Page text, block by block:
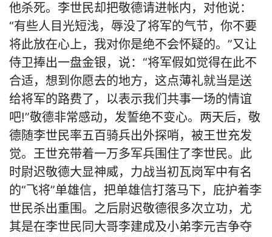
他杀死。李世民却把敬德请进帐内，对他说：
“有些人目光短浅，辱没了将军的气节，你不要
将此放在心上，我对你是绝不会怀疑的。”又让
侍卫捧出一盘金银，说：“将军假如觉得在此不
合适，想到你愿去的地方，这点薄礼就当是送
给将军的路费了，以表示我们共事一场的情谊
吧!”敬德非常感动，发誓绝不变心。两天后，敬
德随李世民率五百骑兵出外探哨，被王世充发
觉。王世充带着一万多军兵围住了李世民。此
时尉迟敬德大显神威，力战当初瓦岗军中有名
的“飞将”单雄信，把单雄信打落马下，庇护着李
世民杀出重围。之后尉迟敬德很多次立功，尤
其是在李世民同大哥李建成及小弟李元吉争夺